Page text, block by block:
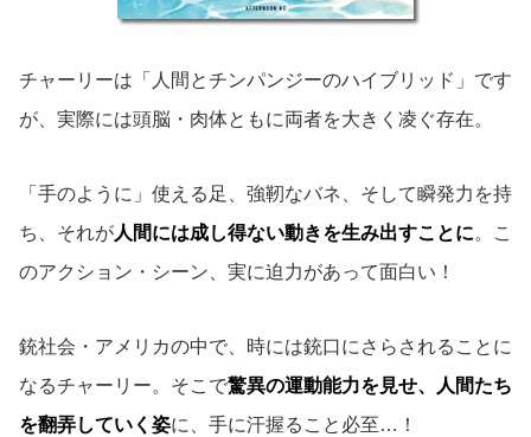
チャーリーは「人間とチンパンジーのハイブリッド」です
が、実際には頭脳・肉体ともに両者を大きく凌ぐ存在。
「手のように」使える足、強靭なバネ、そして瞬発力を持
ち、それが人間には成し得ない動きを生み出すことに。こ
のアクション・シーン、実に迫力があって面白い！
銃社会・アメリカの中で、時には銃口にさらされることに
なるチャーリー。そこで驚異の運動能力を見せ、人間たち
を翻弄していく姿に、手に汗握ること必至…！